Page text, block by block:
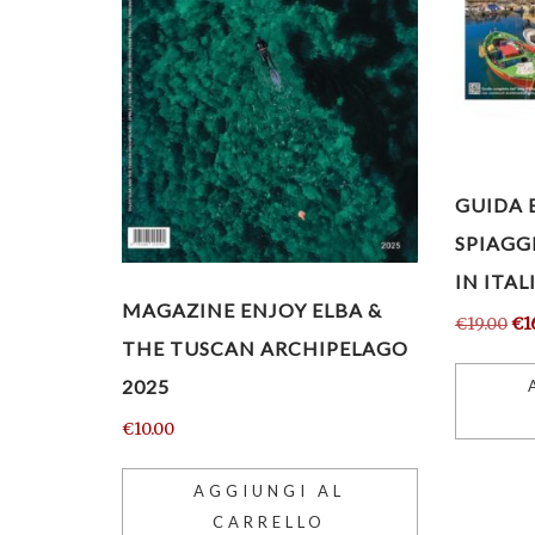
MAGAZINE ENJOY ELBA &
THE TUSCAN ARCHIPELAGO
2025
€10.00
AGGIUNGI AL
CARRELLO
GUIDA
IN
€19.00Il
€